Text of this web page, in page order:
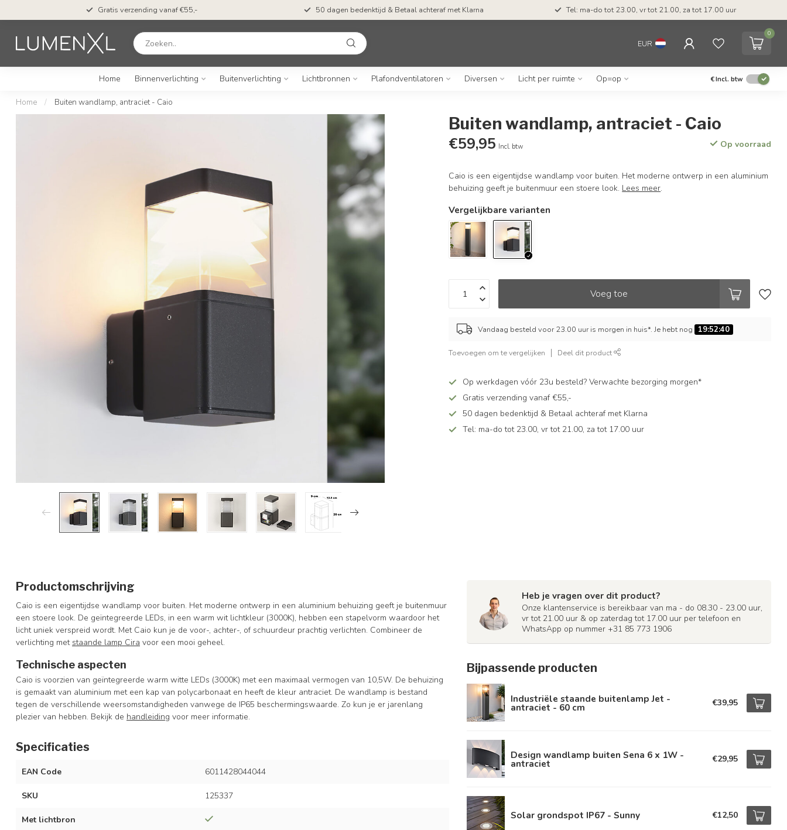
Gratis verzending vanaf €55,- 50 dagen bedenktijd & Betaal achteraf met Klarna Tel: ma-do tot 23.00, vr tot 21.00, za tot 17.00 uur
EUR
0
Home Binnenverlichting Buitenverlichting Lichtbronnen Plafondventilatoren Diversen Licht per ruimte Op=op €Incl. btw
Home / Buiten wandlamp, antraciet - Caio
Buiten wandlamp, antraciet - Caio
€59,95 Incl. btw Op voorraad
Caio is een eigentijdse wandlamp voor buiten. Het moderne ontwerp in een aluminium
behuizing geeft je buitenmuur een stoere look. Lees meer.
Vergelijkbare varianten
Voeg toe
Vandaag besteld voor 23.00 uur is morgen in huis*. Je hebt nog 19:52:39
Toevoegen om te vergelijken Deel dit product
Op werkdagen vóór 23u besteld? Verwachte bezorging morgen*
Gratis verzending vanaf €55,-
50 dagen bedenktijd & Betaal achteraf met Klarna
Tel: ma-do tot 23.00, vr tot 21.00, za tot 17.00 uur
Productomschrijving
Caio is een eigentijdse wandlamp voor buiten. Het moderne ontwerp in een aluminium behuizing geeft je buitenmuur
een stoere look. De geïntegreerde LEDs, in een warm wit lichtkleur (3000K), hebben een stapelvorm waardoor het
licht uniek verspreid wordt. Met Caio kun je de voor-, achter-, of schuurdeur prachtig verlichten. Combineer de
verlichting metstaande lamp Cira voor een mooi geheel.
Technische aspecten
Caio is voorzien van geïntegreerde warm witte LEDs (3000K) met een maximaal vermogen van 10,5W. De behuizing
is gemaakt van aluminium met een kap van polycarbonaat en heeft de kleur antraciet. De wandlamp is bestand
tegen de verschillende weersomstandigheden vanwege de IP65 beschermingswaarde. Zo kun je er jarenlang
plezier van hebben. Bekijk de handleiding voor meer informatie.
Specificaties
EAN Code 6011428044044
SKU 125337
Met lichtbron
Heb je vragen over dit product?
Onze klantenservice is bereikbaar van ma - do 08.30 - 23.00 uur,
vr tot 21.00 uur & op zaterdag tot 17.00 uur per telefoon en
WhatsApp op nummer +31 85 773 1906
Bijpassende producten
Industriële staande buitenlamp Jet -
antraciet - 60 cm €39,95
Design wandlamp buiten Sena 6 x 1W -
antraciet €29,95
Solar grondspot IP67 - Sunny €12,50